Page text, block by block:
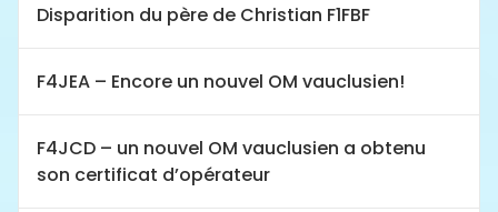
Disparition du père de Christian F1FBF
F4JEA – Encore un nouvel OM vauclusien!
F4JCD – un nouvel OM vauclusien a obtenu
son certificat d’opérateur